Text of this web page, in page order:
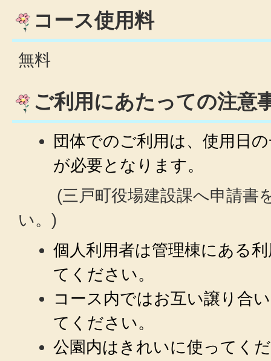
コース使用料
無料
ご利用にあたっての注意
団体でのご利用は、使用日
が必要となります。
(三戸町役場建設課へ申請書
い。)
個人利用者は管理棟にある
てください。
コース内ではお互い譲り合
てください。
公園内はきれいに使ってく